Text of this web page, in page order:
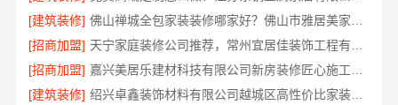
[建筑装修]
[招商加盟]
[招商加盟]
[建筑装修]
绍兴卓鑫装饰材料有限公司越城区高性价比家装环保材料